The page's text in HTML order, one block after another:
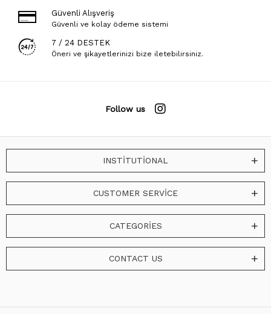
Güvenli Alışveriş
Güvenli ve kolay ödeme sistemi
7 / 24 DESTEK
Öneri ve şikayetlerinizi bize iletebilirsiniz.
Follow us
INSTİTUTİONAL
CUSTOMER SERVİCE
CATEGORİES
CONTACT US